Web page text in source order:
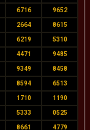
6716 9652
2664 8615
6219 5310
4471 9485
9349 8458
8594 6513
1710 1190
5333 0525
8661 4779